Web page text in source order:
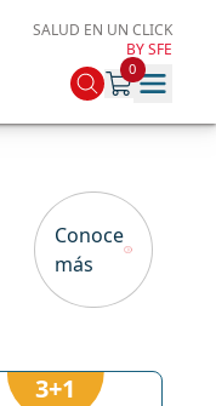
SALUD EN UN CLICK
BY SFE
0
Conoce
más
3+1